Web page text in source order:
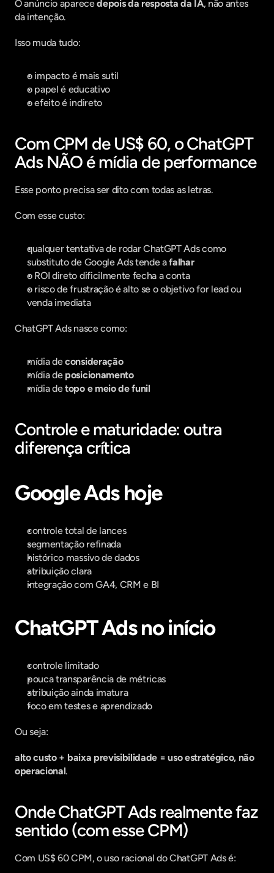
O anúncio aparece depois da resposta da IA, não antes
da intenção.
Isso muda tudo:
o impacto é mais sutil
o papel é educativo
o efeito é indireto
Com CPM de US$ 60, o ChatGPT
Ads NÃO é mídia de performance
Esse ponto precisa ser dito com todas as letras.
Com esse custo:
qualquer tentativa de rodar ChatGPT Ads como
substituto de Google Ads tende a falhar
o ROI direto dificilmente fecha a conta
o risco de frustração é alto se o objetivo for lead ou
venda imediata
ChatGPT Ads nasce como:
mídia de consideração
mídia de posicionamento
mídia de topo e meio de funil
Controle e maturidade: outra
diferença crítica
Google Ads hoje
controle total de lances
segmentação refinada
histórico massivo de dados
atribuição clara
integração com GA4, CRM e BI
ChatGPT Ads no início
controle limitado
pouca transparência de métricas
atribuição ainda imatura
foco em testes e aprendizado
Ou seja:
alto custo + baixa previsibilidade = uso estratégico, não
operacional.
Onde ChatGPT Ads realmente faz
sentido (com esse CPM)
Com US$ 60 CPM, o uso racional do ChatGPT Ads é: